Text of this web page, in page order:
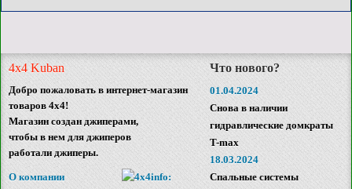
4x4 Kuban
Добро пожаловать в интернет-магазин
товаров 4x4!
Магазин создан джиперами,
чтобы в нем для джиперов
работали джиперы.
О компании
Что нового?
01.04.2024
Снова в наличии
гидравлические домкраты
T-max
18.03.2024
Спальные системы